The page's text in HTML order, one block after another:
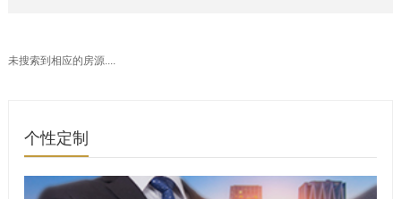
未搜索到相应的房源....
个性定制